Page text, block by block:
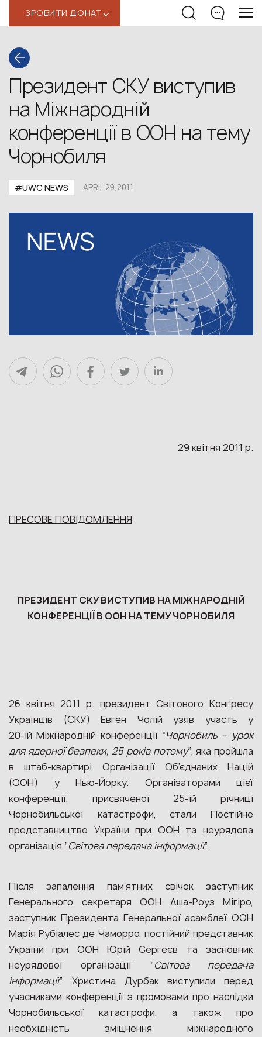
ЗРОБИТИ ДОНАТ‹
Президент СКУ виступив
на Міжнародній
конференції в ООН на тему
Чорнобиля
#UWC NEWS APRIL 29,2011
29 квітня 2011 р.
ПРЕСОВЕ ПОВІДОМЛЕННЯ
ПРЕЗИДЕНТ СКУ ВИСТУПИВ НА МІЖНАРОДНІЙ
КОНФЕРЕНЦІЇ В ООН НА ТЕМУ ЧОРНОБИЛЯ
26 квітня 2011 р. президент Світового Конґресу
Українців (СКУ) Евген Чолій узяв участь у
20‑ій Міжнародній конференції “Чорнобиль – урок
для ядерної безпеки, 25 років потому“, яка пройшла
в штаб-квартирі Організації Об’єднаних Націй
(ООН) у Нью-Йорку. Організаторами цієї
конференції, присвяченої 25-ій річниці
Чорнобильської катастрофи, стали Постійне
представництво України при ООН та неурядова
організація “Світова передача інформації“.
Після запалення пам’ятних свічок заступник
Генерального секретаря ООН Аша-Роуз Мігіро,
заступник Президента Генеральної асамблеї ООН
Марія Рубіалес де Чаморро, постійний представник
України при ООН Юрій Сергеєв та засновник
неурядової організації “Світова передача
інформації” Христина Дурбак виступили перед
учасниками конференції з промовами про наслідки
Чорнобильської катастрофи, а також про
необхідність зміцнення міжнародного